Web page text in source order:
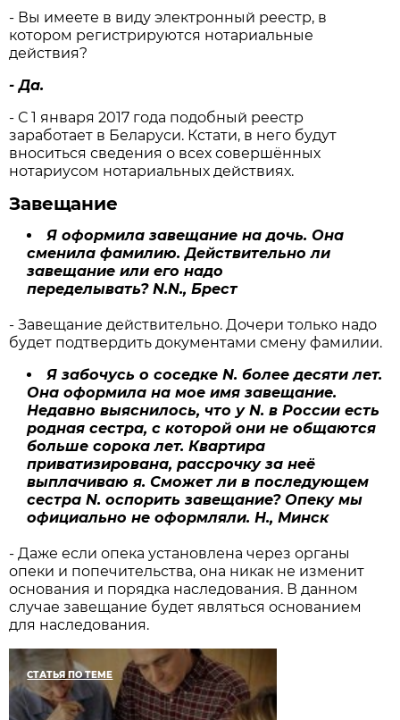
- Вы имеете в виду электронный реестр, в
котором регистрируются нотариальные
действия?
- Да.
- С 1 января 2017 года подобный реестр
заработает в Беларуси. Кстати, в него будут
вноситься сведения о всех совершённых
нотариусом нотариальных действиях.
Завещание
Я оформила завещание на дочь. Она
сменила фамилию. Действительно ли
завещание или его надо
переделывать?N.N., Брест
- Завещание действительно. Дочери только надо
будет подтвердить документами смену фамилии.
Я забочусь о соседке N. более десяти лет.
Она оформила на мое имя завещание.
Недавно выяснилось, что у N. в России есть
родная сестра, с которой они не общаются
больше сорока лет. Квартира
приватизирована, рассрочку за неё
выплачиваю я. Сможет ли в последующем
сестра N. оспорить завещание? Опеку мы
официально не оформляли.Н., Минск
- Даже если опека установлена через органы
опеки и попечительства, она никак не изменит
основания и порядка наследования. В данном
случае завещание будет являться основанием
для наследования.
СТАТЬЯ ПО ТЕМЕ